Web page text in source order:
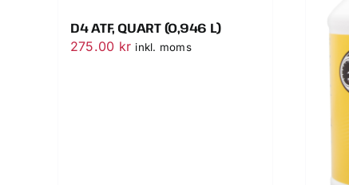
D4 ATF, QUART (0,946 L)
275.00 kr inkl. moms